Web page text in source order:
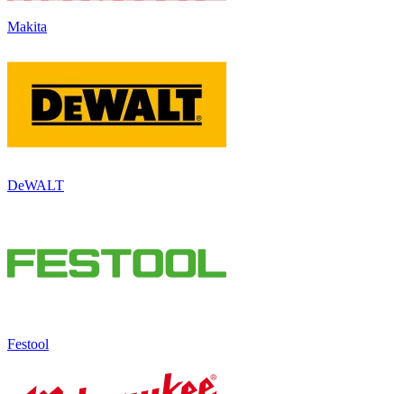
Makita
DeWALT
Festool